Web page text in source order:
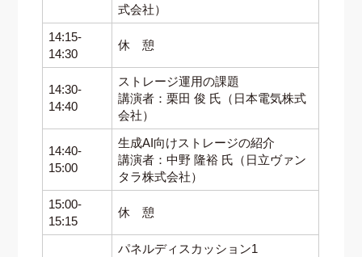
式会社）
14:15-
14:30
休 憩
14:30-
14:40
ストレージ運用の課題
講演者：栗田 俊 氏（日本電気株式
会社）
14:40-
15:00
生成AI向けストレージの紹介
講演者：中野 隆裕 氏（日立ヴァン
タラ株式会社）
15:00-
15:15
休 憩
パネルディスカッション1